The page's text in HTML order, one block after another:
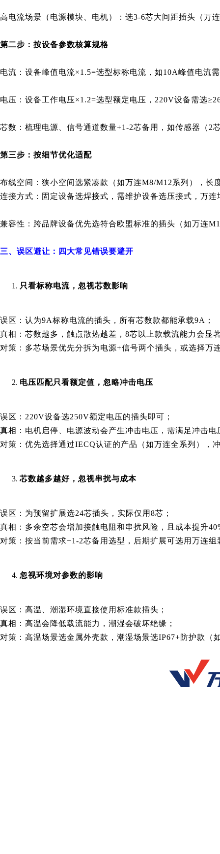
高电流场景（电源模块、电机）：选3-6芯大间距插头（万
第二步：按设备参数核算规格
电流：设备峰值电流×1.5=选型标称电流，如10A峰值电流
电压：设备工作电压×1.2=选型额定电压，220V设备需选
芯数：梳理电源、信号通道数量+1-2芯备用，如传感器（2
第三步：按细节优化适配
布线空间：狭小空间选紧凑款（如万连M8/M12系列），长
连接方式：固定设备选焊接式，需维护设备选压接式，万
兼容性：跨品牌设备优先选符合欧盟标准的插头（如万连
三、误区避让：四大常见错误要避开
只看标称电流，忽视芯数影响
误区：认为9A标称电流的插头，所有芯数款都能承载9A；
真相：芯数越多，触点散热越差，8芯以上款载流能力会显
对策：多芯场景优先分拆为电源+信号两个插头，或选择万
电压匹配只看额定值，忽略冲击电压
误区：220V设备选250V额定电压的插头即可；
真相：电机启停、电源波动会产生冲击电压，需满足冲击电
对策：优先选择通过IECQ认证的产品（如万连全系列），
芯数越多越好，忽视串扰与成本
误区：为预留扩展选24芯插头，实际仅用8芯；
真相：多余空芯会增加接触电阻和串扰风险，且成本提升
对策：按当前需求+1-2芯备用选型，后期扩展可选用万连
忽视环境对参数的影响
误区：高温、潮湿环境直接使用标准款插头；
真相：高温会降低载流能力，潮湿会破坏绝缘；
对策：高温场景选金属外壳款，潮湿场景选IP67+防护款（